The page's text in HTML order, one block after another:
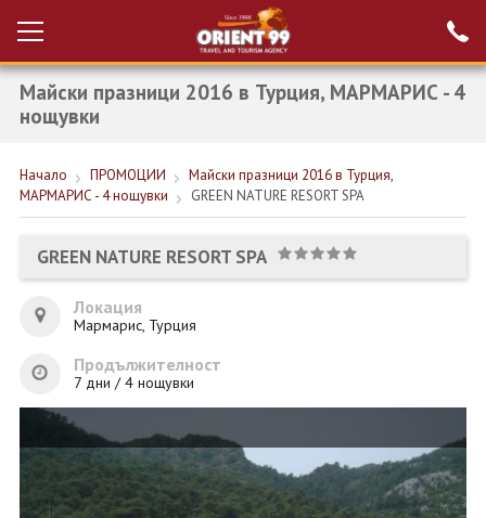
Вход за агенти
Проверка на
резервация
НОВА ГОДИНА ТУРЦИЯ
КРУИЗИ
ЕКЗОТИКА
ЕКСКУРЗИИ
ОЩЕ
Майски празници 2016 в Турция, МАРМАРИС - 4
нощувки
Начало ПРОМОЦИИ
Майски празници 2016 в Турция,
МАРМАРИС - 4 нощувки
GREEN NATURE RESORT SPA
GREEN NATURE RESORT SPA
Локация
Мармарис, Турция
Продължителност
7 дни / 4 нощувки